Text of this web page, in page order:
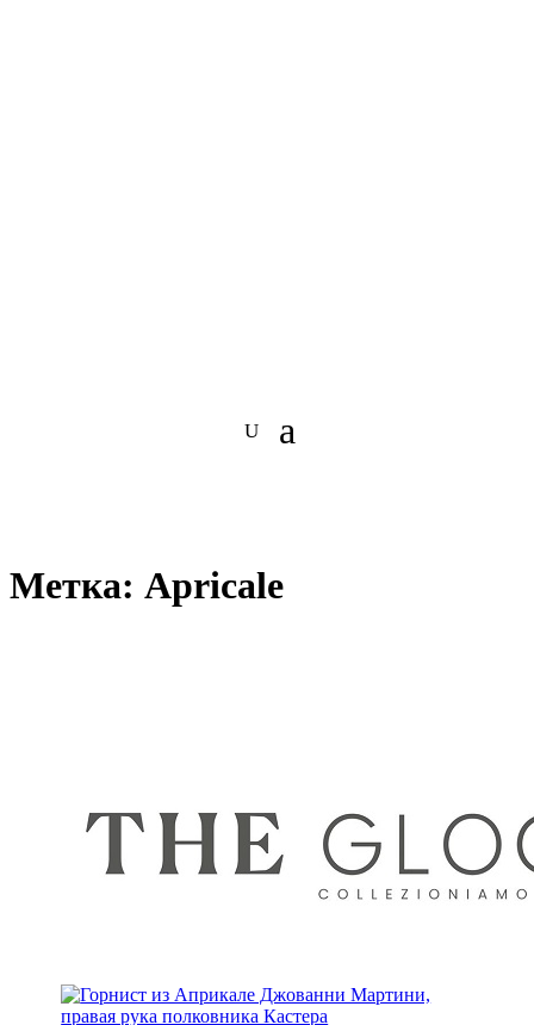
Метка: Apricale